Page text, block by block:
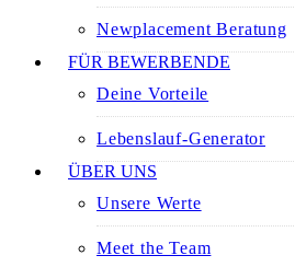
Newplacement Beratung
FÜR BEWERBENDE
Deine Vorteile
Lebenslauf-Generator
ÜBER UNS
Unsere Werte
Meet the Team